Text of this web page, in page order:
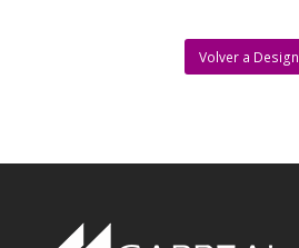
Volver a Design